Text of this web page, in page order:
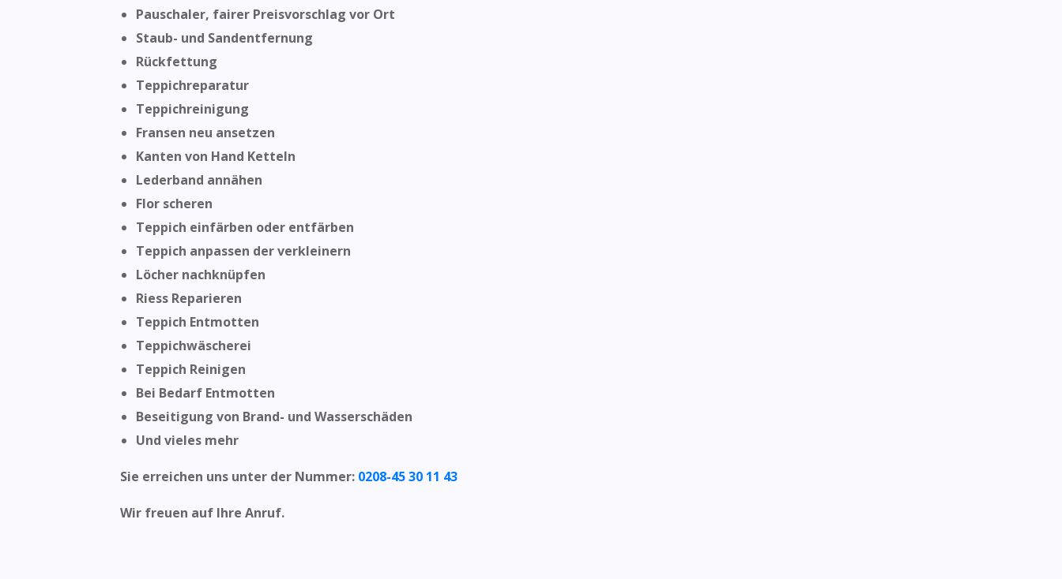
Pauschaler, fairer Preisvorschlag vor Ort
Staub- und Sandentfernung
Rückfettung
Teppichreparatur
Teppichreinigung
Fransen neu ansetzen
Kanten von Hand Ketteln
Lederband annähen
Flor scheren
Teppich einfärben oder entfärben
Teppich anpassen der verkleinern
Löcher nachknüpfen
Riess Reparieren
Teppich Entmotten
Teppichwäscherei
Teppich Reinigen
Bei Bedarf Entmotten
Beseitigung von Brand- und Wasserschäden
Und vieles mehr
Sie erreichen uns unter der Nummer: 0208-45 30 11 43
Wir freuen auf Ihre Anruf.